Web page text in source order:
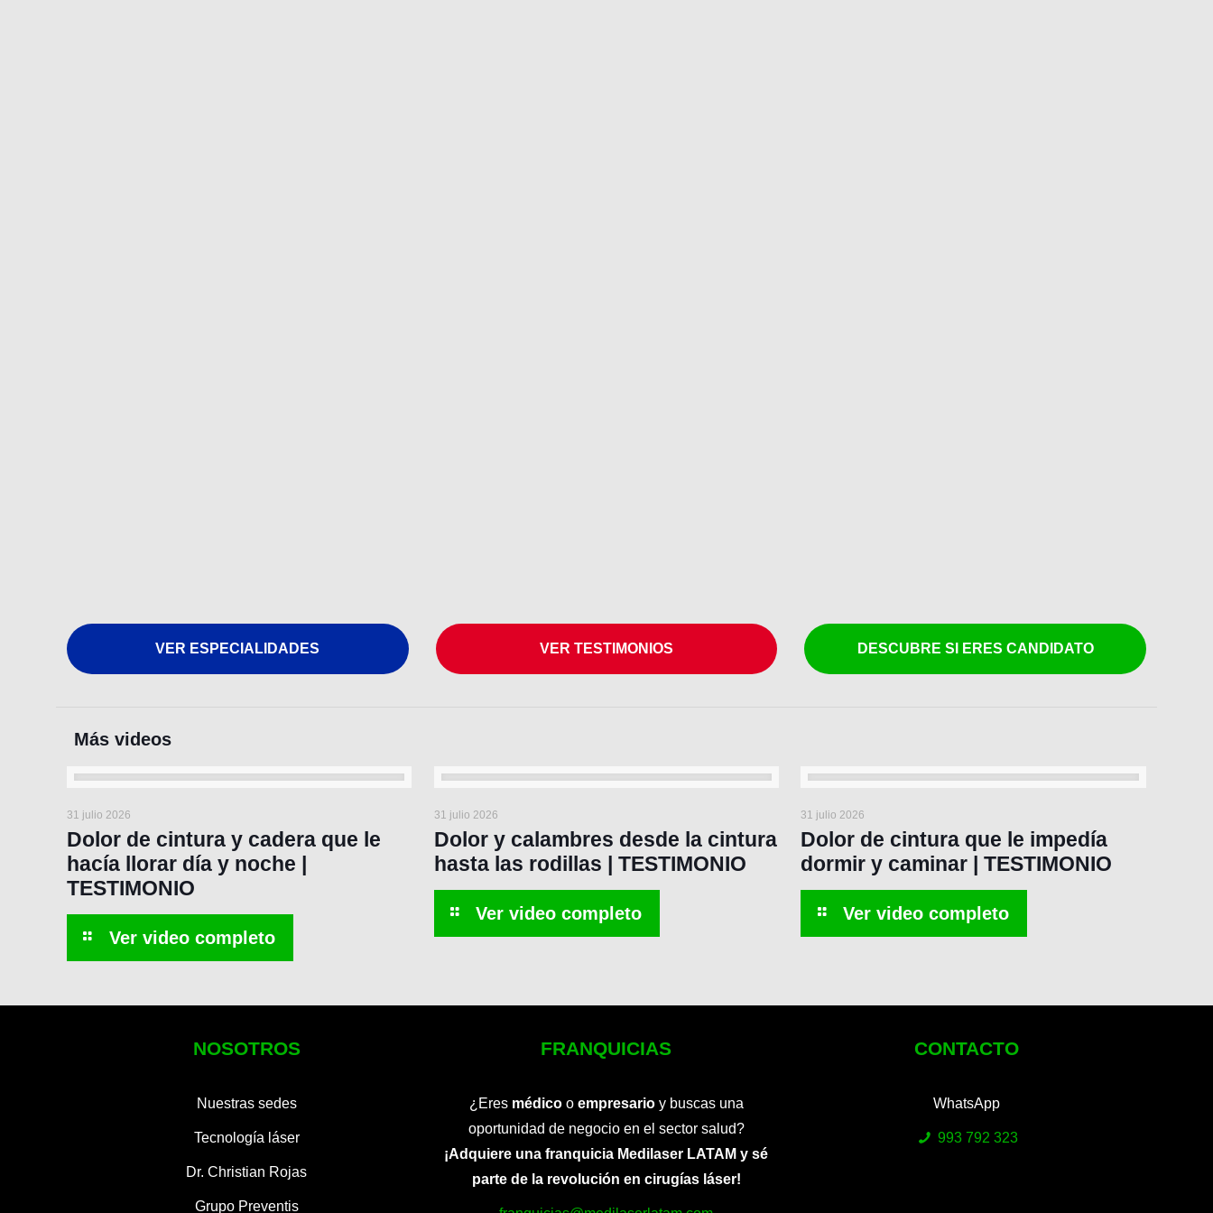
VER ESPECIALIDADES VER TESTIMONIOS DESCUBRE SI ERES CANDIDATO
31 julio 2026
Dolor de cintura y cadera que le
hacía llorar día y noche |
TESTIMONIO
31 julio 2026
Dolor y calambres desde la cintura
hasta las rodillas | TESTIMONIO
31 julio 2026
Dolor de cintura que le impedía
dormir y caminar | TESTIMONIO
NOSOTROS
Nuestras sedes
Tecnología láser
Dr. Christian Rojas
Grupo Preventis
FRANQUICIAS
¿Eres médicoo empresarioy buscas una
oportunidad de negocio en el sector salud?
¡Adquiere una franquicia Medilaser LATAM y sé
parte de la revolución en cirugías láser!
CONTACTO
WhatsApp
993 792 323